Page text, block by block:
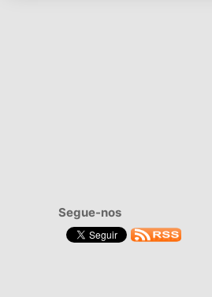
Segue-nos